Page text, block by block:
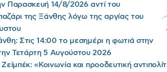
Παρασκευή 14/8/2026 αντί του
της Ξάνθης λόγω της αργίας του
Στις 14:00 το μεσημέρι η φωτιά στην
Τετάρτη 5 Αυγούστου 2026
«Κοινωνία και προοδευτική